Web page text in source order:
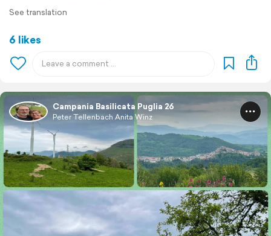
See translation
6 likes
Campania Basilicata Puglia 26
Peter Tellenbach Anita Winz